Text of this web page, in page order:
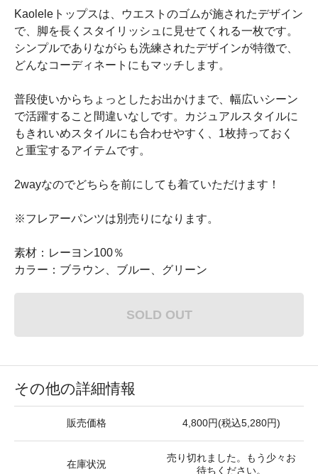
Kaoleleトップスは、ウエストのゴムが施されたデザイン
で、脚を長くスタイリッシュに見せてくれる一枚です。
シンプルでありながらも洗練されたデザインが特徴で、
どんなコーディネートにもマッチします。
普段使いからちょっとしたお出かけまで、幅広いシーン
で活躍すること間違いなしです。カジュアルスタイルに
もきれいめスタイルにも合わせやすく、1枚持っておく
と重宝するアイテムです。
2wayなのでどちらを前にしても着ていただけます！
※フレアーパンツは別売りになります。
素材：レーヨン100％
カラー：ブラウン、ブルー、グリーン
SOLD OUT
その他の詳細情報
販売価格 4,800円(税込5,280円)
在庫状況
売り切れました。もう少々お
待ちください。